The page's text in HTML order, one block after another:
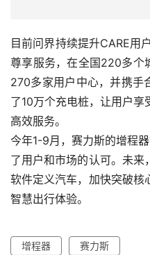
目前问界持续提升CARE用
尊享服务，在全国220多个
270多家用户中心，并携手
了10万个充电桩，让用户享
高效服务。
今年1-9月，赛力斯的增程
了用户和市场的认可。未
软件定义汽车，加快突破核
智慧出行体验。
增程器 赛力斯